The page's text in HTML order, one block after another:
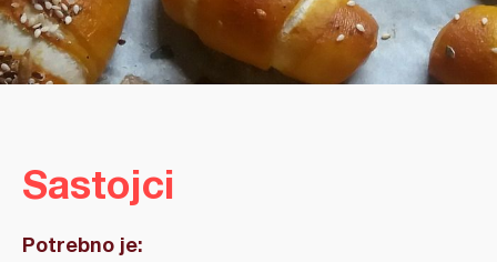
Sastojci
Potrebno je: